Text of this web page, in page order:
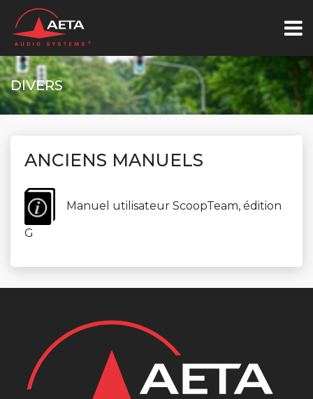
DIVERS
ANCIENS MANUELS
Manuel utilisateur ScoopTeam, édition
G